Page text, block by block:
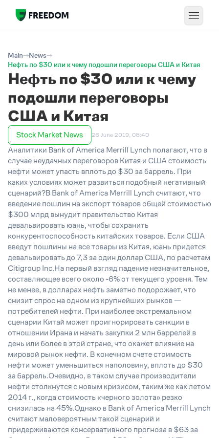
Main
News
Нефть по $30 или к чему подошли переговоры США и Китая
Нефть по $30 или к чему
подошли переговоры
США и Китая
Stock Market News 26 June 2019, 08:40
Аналитики Bank of America Merrill Lynch полагают, что в
случае неудачных переговоров Китая и США стоимость
нефти может упасть вплоть до $30 за баррель. При
каких условиях может развиться подобный негативный
сценарий?В Bank of America Merrill Lynch считают, что
введение пошлин на экспорт товаров общей стоимостью
$300 млрд вынудит правительство Китая
девальвировать юань, чтобы сохранить
конкурентоспособность китайских товаров. Если США
введут пошлины на все товары из Китая, юань придется
девальвировать до 7,3 за один доллар США, по расчетам
Citigroup Inc.На первый взгляд падение незначительное,
составляющее всего около -6% от текущего уровня. Тем
не менее, в долларах нефть заметно подорожает, что
снизит спрос на одном из крупнейших рынков —
потребителей нефти. При наиболее экстремальном
сценарии Китай может проигнорировать санкции в
отношении Ирана и начать закупки 2 млн баррелей в
день или более в этой стране, что окажет влияние на
мировой рынок нефти. В конечном счете стоимость
нефти может уменьшиться наполовину, вплоть до $30
за баррель.Очевидно, в таком случае производители
нефти столкнутся с новым кризисом, таким же как летом
2014 г., когда стоимость «черного золота» резко
снизилась на 45%.Однако в Bank of America Merrill Lynch
считают маловероятным такой сценарий и
придерживаются консервативного прогноза в $63 за